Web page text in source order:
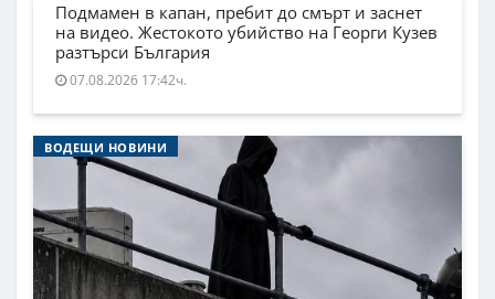
Подмамен в капан, пребит до смърт и заснет
на видео. Жестокото убийство на Георги Кузев
разтърси България
07.08.2026 17:42ч.
ВОДЕЩИ НОВИНИ